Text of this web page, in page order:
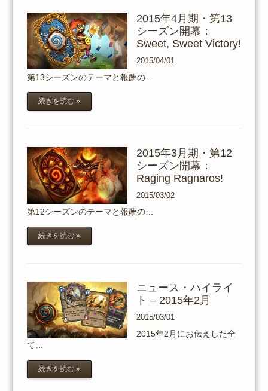
2015年4月期・第13
シーズン開幕：
Sweet, Sweet Victory!
2015/04/01
第13シーズンのテーマと報酬の…
続きを読む »
2015年3月期・第12
シーズン開幕：
Raging Ragnaros!
2015/03/02
第12シーズンのテーマと報酬の…
続きを読む »
ニュース・ハイライ
ト – 2015年2月
2015/03/01
2015年2月にお伝えした全
て…
続きを読む »